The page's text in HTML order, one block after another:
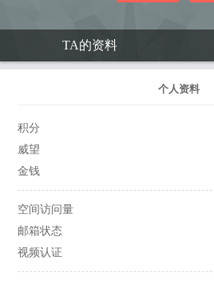
TA的资料
个人资料
积分
威望
金钱
空间访问量
邮箱状态
视频认证